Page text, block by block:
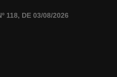
118, DE 03/08/2026